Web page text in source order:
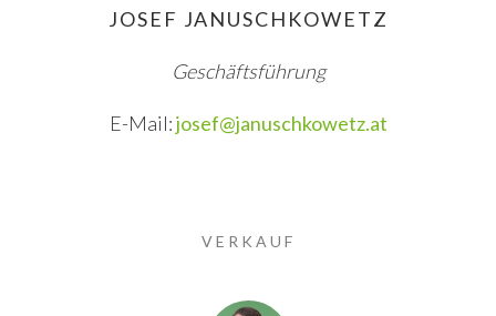
JOSEF JANUSCHKOWETZ
Geschäftsführung
E-Mail:josef@januschkowetz.at
VERKAUF